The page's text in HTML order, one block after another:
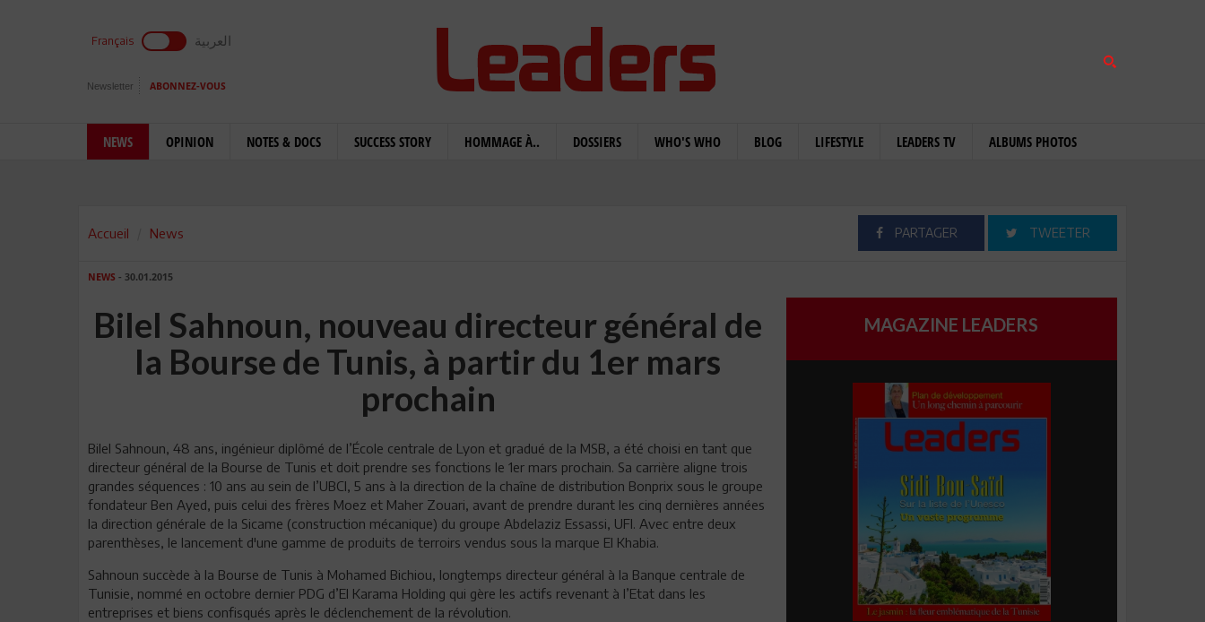
Français العربية
Newsletter ABONNEZ-VOUS
NEWS OPINION NOTES & DOCS SUCCESS STORY HOMMAGE À.. DOSSIERS WHO'S WHO BLOG LIFESTYLE LEADERS TV ALBUMS PHOTOS
Accueil News PARTAGER TWEETER
NEWS - 30.01.2015
Bilel Sahnoun, nouveau directeur général de
la Bourse de Tunis, à partir du 1er mars
prochain
Bilel Sahnoun, 48 ans, ingénieur diplômé de l’École centrale de Lyon et gradué de la MSB, a été choisi en tant que
directeur général de la Bourse de Tunis et doit prendre ses fonctions le 1er mars prochain. Sa carrière aligne trois
grandes séquences : 10 ans au sein de l’UBCI, 5 ans à la direction de la chaîne de distribution Bonprix sous le groupe
fondateur Ben Ayed, puis celui des frères Moez et Maher Zouari, avant de prendre durant les cinq dernières années
la direction générale de la Sicame (construction mécanique) du groupe Abdelaziz Essassi, UFI. Avec entre deux
parenthèses, le lancement d'une gamme de produits de terroirs vendus sous la marque El Khabia.
Sahnoun succède à la Bourse de Tunis à Mohamed Bichiou, longtemps directeur général à la Banque centrale de
Tunisie, nommé en octobre dernier PDG d’El Karama Holding qui gère les actifs revenant à l’Etat dans les
entreprises et biens confisqués après le déclenchement de la révolution.
MAGAZINE LEADERS